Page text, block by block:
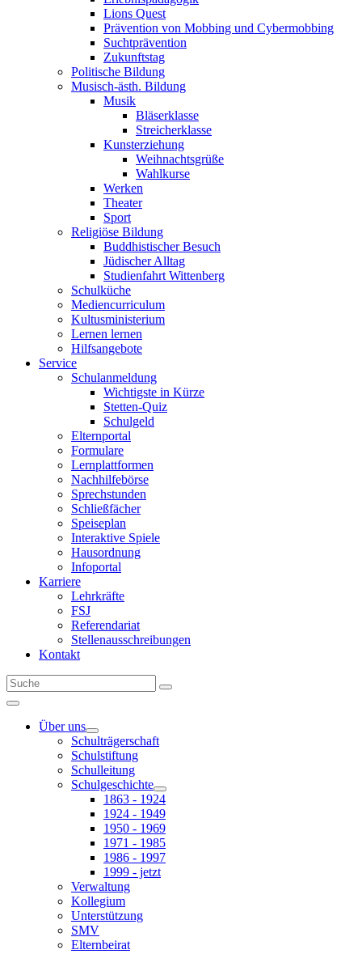
Lions Quest
Prävention von Mobbing und Cybermobbing
Suchtprävention
Zukunftstag
Politische Bildung
Musisch-ästh. Bildung
Musik
Bläserklasse
Streicherklasse
Kunsterziehung
Weihnachtsgrüße
Wahlkurse
Werken
Theater
Sport
Religiöse Bildung
Buddhistischer Besuch
Jüdischer Alltag
Studienfahrt Wittenberg
Schulküche
Mediencurriculum
Kultusministerium
Lernen lernen
Hilfsangebote
Service
Schulanmeldung
Wichtigste in Kürze
Stetten-Quiz
Schulgeld
Elternportal
Formulare
Lernplattformen
Nachhilfebörse
Sprechstunden
Schließfächer
Speiseplan
Interaktive Spiele
Hausordnung
Infoportal
Karriere
Lehrkräfte
FSJ
Referendariat
Stellenausschreibungen
Kontakt
Über uns
Schulträgerschaft
Schulstiftung
Schulleitung
Schulgeschichte
1863 - 1924
1924 - 1949
1950 - 1969
1971 - 1985
1986 - 1997
1999 - jetzt
Verwaltung
Kollegium
Unterstützung
SMV
Elternbeirat